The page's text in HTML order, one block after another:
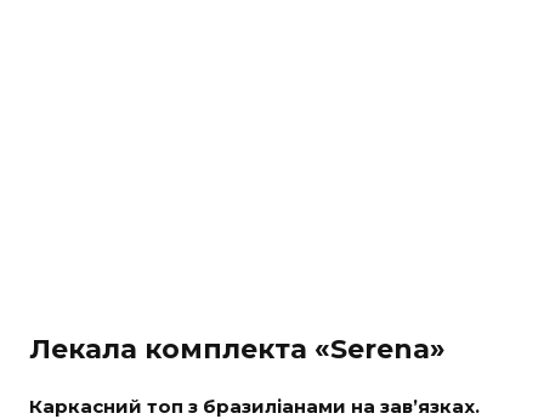
Лекала комплекта «Serena»
Каркасний топ з бразиліанами на зав’язках.